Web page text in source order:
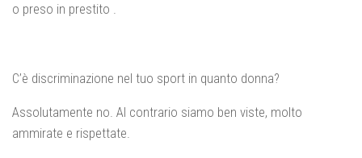
o preso in prestito .
C’è discriminazione nel tuo sport in quanto donna?
Assolutamente no. Al contrario siamo ben viste, molto
ammirate e rispettate.